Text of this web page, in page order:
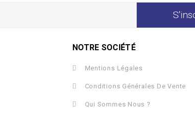
NOTRE SOCIÉTÉ
Mentions Légales
Conditions Générales De Vente
Qui Sommes Nous ?